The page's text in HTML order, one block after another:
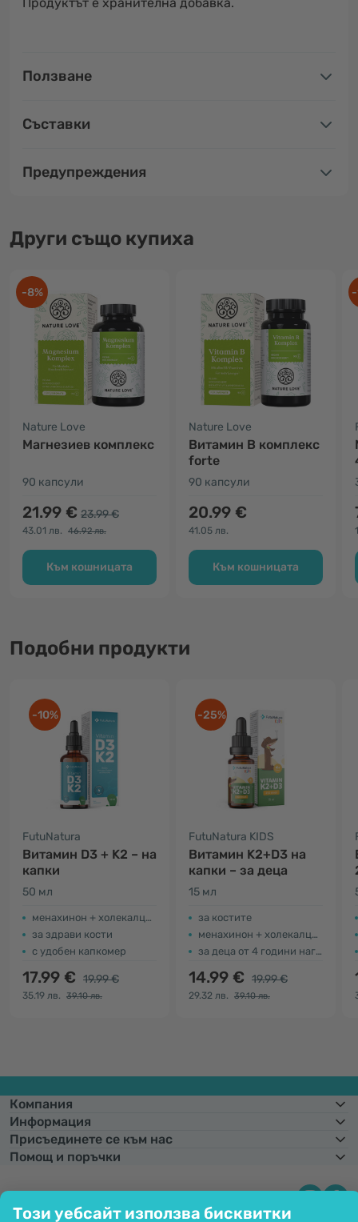
Този уебсайт използва бисквитки
Ползване
Съставки
Предупреждения
Други също купиха
-8%
Nature Love
Магнезиев комплекс
90 капсули
21.99 € 23.99 €
43.01 лв. 46.92 лв.
Към кошницата
Nature Love
Витамин B комплекс
forte
90 капсули
20.99 €
41.05 лв.
Към кошницата
Подобни продукти
-10%
FutuNatura
Витамин D3 + K2 – на
капки
50 мл
менахинон + холекалциферол
за здрави кости
с удобен капкомер
17.99 € 19.99 €
35.19 лв. 39.10 лв.
-25%
FutuNatura KIDS
Витамин K2+D3 на
капки – за деца
15 мл
за костите
менахинон + холекалциферол
за деца от 4 години нагоре
14.99 € 19.99 €
29.32 лв. 39.10 лв.
Компания
Информация
Присъединете се към нас
Помощ и поръчки